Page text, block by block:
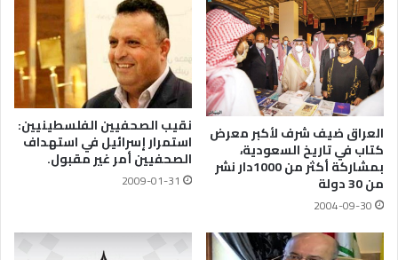
العراق ضيف شرف لأكبر معرض
كتاب في تاريخ السعودية،
بمشاركة أكثر من 1000دار نشر
من 30 دولة
2004-09-30
نقيب الصحفيين الفلسطينيين:
استمرار إسرائيل في استهداف
الصحفيين أمر غير مقبول.
2009-01-31